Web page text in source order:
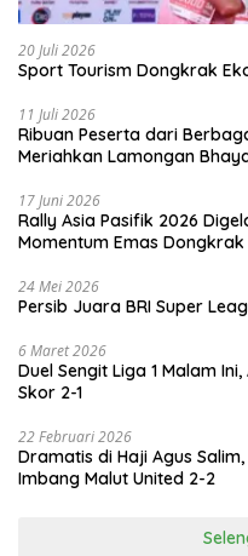
20 Juli 2026
Sport Tourism Dongkrak
11 Juli 2026
Ribuan Peserta dari
Meriahkan Lamongan
17 Juni 2026
Rally Asia Pasifik 2026
Momentum Emas
24 Mei 2026
Persib Juara BRI Super
6 Maret 2026
Duel Sengit Liga 1 Malam
Skor 2-1
22 Februari 2026
Dramatis di Haji Agus
Imbang Malut United 2-2